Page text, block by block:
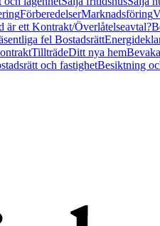
FörberedelserMarknadsföring
är ett Kontrakt/Överlåtelseavtal?
fel Bostadsrätt
TillträdeDitt nya hem
och fastighetBesiktning